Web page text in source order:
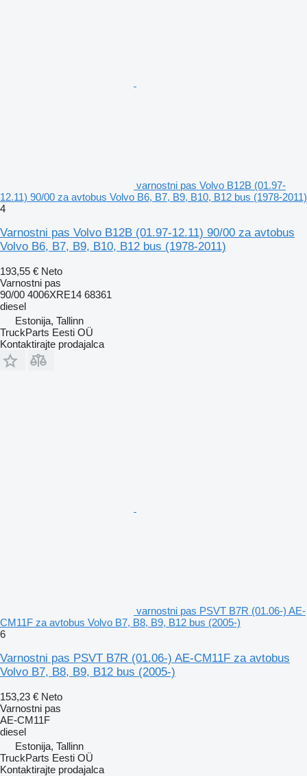
varnostni pas Volvo B12B (01.97-
12.11) 90/00 za avtobus Volvo B6, B7, B9, B10, B12 bus (1978-2011)
4
Varnostni pas Volvo B12B (01.97-12.11) 90/00 za avtobus
Volvo B6, B7, B9, B10, B12 bus (1978-2011)
193,55 € Neto
Varnostni pas
90/00 4006XRE14 68361
diesel
Estonija, Tallinn
TruckParts Eesti OÜ
Kontaktirajte prodajalca
varnostni pas PSVT B7R (01.06-) AE-
CM11F za avtobus Volvo B7, B8, B9, B12 bus (2005-)
6
Varnostni pas PSVT B7R (01.06-) AE-CM11F za avtobus
Volvo B7, B8, B9, B12 bus (2005-)
153,23 € Neto
Varnostni pas
AE-CM11F
diesel
Estonija, Tallinn
TruckParts Eesti OÜ
Kontaktirajte prodajalca